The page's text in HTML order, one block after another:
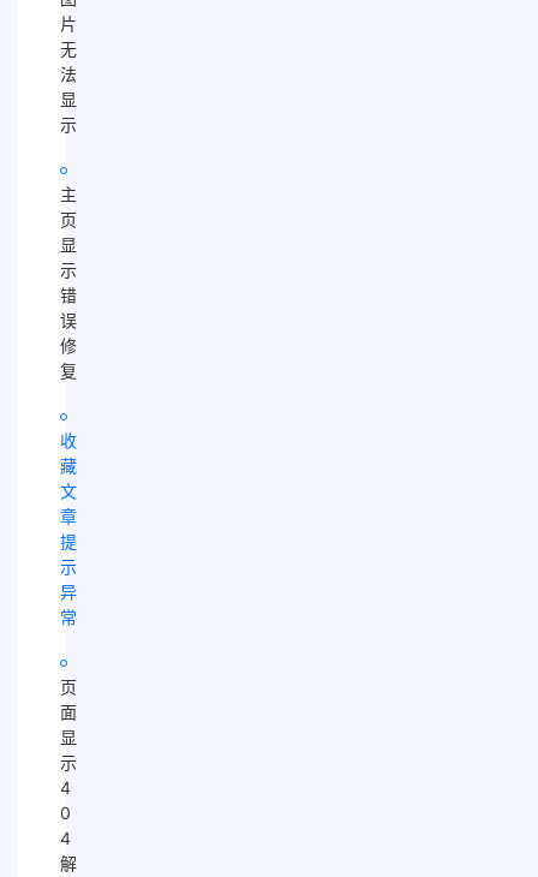
片
无
法
显
示
主
页
显
示
错
误
修
复
收
藏
文
章
提
示
异
常
页
面
显
示
4
0
4
解